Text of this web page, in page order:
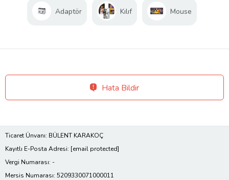
Adaptör Kılıf Mouse
Hata Bildir
Ticaret Ünvanı: BÜLENT KARAKOÇ
Kayıtlı E-Posta Adresi: [email protected]
Vergi Numarası: -
Mersis Numarası: 5209330071000011